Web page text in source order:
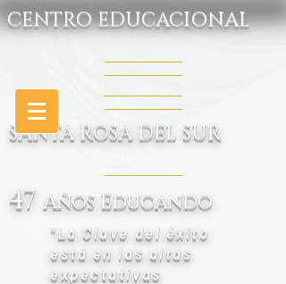
CENTRO EDUCACIONAL
SANTA ROSA DEL SUR
47 Años Educando
"La Clave del éxito
está en las altas
expectativas